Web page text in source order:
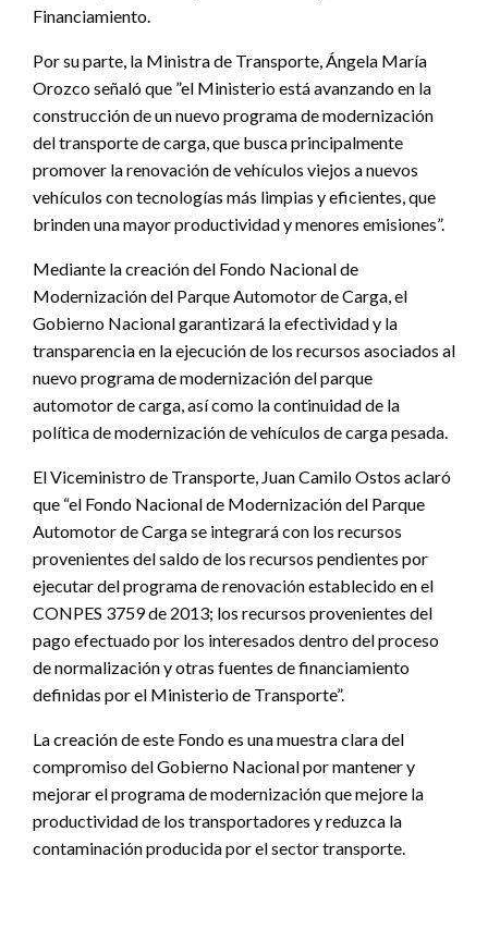
Financiamiento.
Por su parte, la Ministra de Transporte, Ángela María
Orozco señaló que ”el Ministerio está avanzando en la
construcción de un nuevo programa de modernización
del transporte de carga, que busca principalmente
promover la renovación de vehículos viejos a nuevos
vehículos con tecnologías más limpias y eficientes, que
brinden una mayor productividad y menores emisiones”.
Mediante la creación del Fondo Nacional de
Modernización del Parque Automotor de Carga, el
Gobierno Nacional garantizará la efectividad y la
transparencia en la ejecución de los recursos asociados al
nuevo programa de modernización del parque
automotor de carga, así como la continuidad de la
política de modernización de vehículos de carga pesada.
El Viceministro de Transporte, Juan Camilo Ostos aclaró
que “el Fondo Nacional de Modernización del Parque
Automotor de Carga se integrará con los recursos
provenientes del saldo de los recursos pendientes por
ejecutar del programa de renovación establecido en el
CONPES 3759 de 2013; los recursos provenientes del
pago efectuado por los interesados dentro del proceso
de normalización y otras fuentes de financiamiento
definidas por el Ministerio de Transporte”.
La creación de este Fondo es una muestra clara del
compromiso del Gobierno Nacional por mantener y
mejorar el programa de modernización que mejore la
productividad de los transportadores y reduzca la
contaminación producida por el sector transporte.